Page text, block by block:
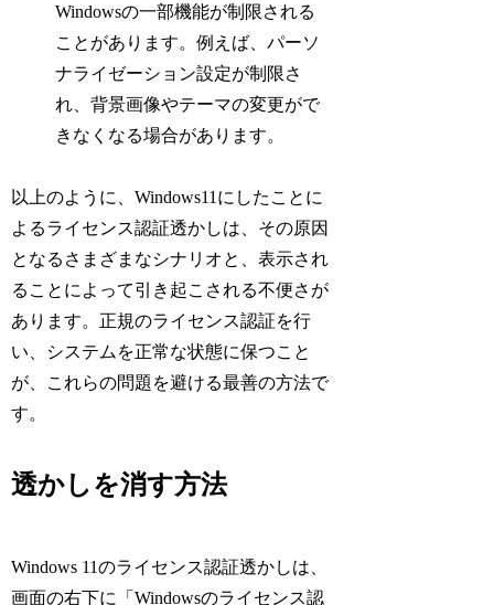
Windowsの一部機能が制限される
ことがあります。例えば、パーソ
ナライゼーション設定が制限さ
れ、背景画像やテーマの変更がで
きなくなる場合があります。
以上のように、Windows11にしたことに
よるライセンス認証透かしは、その原因
となるさまざまなシナリオと、表示され
ることによって引き起こされる不便さが
あります。正規のライセンス認証を行
い、システムを正常な状態に保つこと
が、これらの問題を避ける最善の方法で
す。
透かしを消す方法
Windows 11のライセンス認証透かしは、
画面の右下に「Windowsのライセンス認